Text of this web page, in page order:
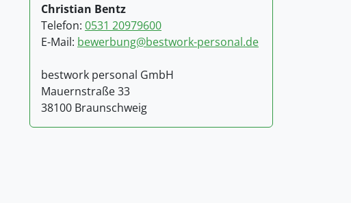
Christian Bentz
Telefon: 0531 20979600
E-Mail: bewerbung@bestwork-personal.de
bestwork personal GmbH
Mauernstraße 33
38100 Braunschweig